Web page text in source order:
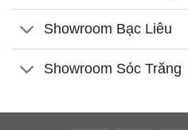
Showroom Bạc Liêu
Showroom Sóc Trăng